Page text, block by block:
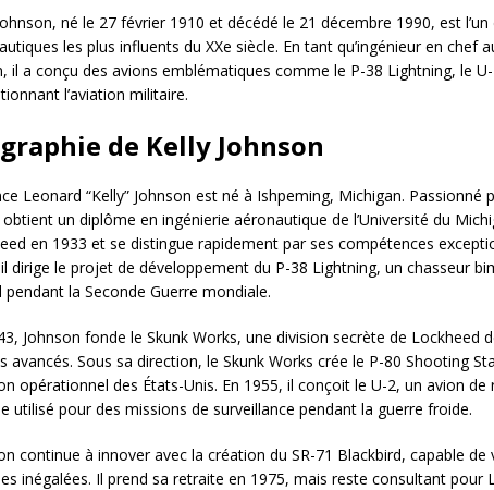
né le 27 février 1910 et décédé le 21 décembre 1990, est l’un
les plus influents du XXe siècle. En tant qu’ingénieur en chef
il a conçu des avions emblématiques comme le P-38 Lightning, le
l’aviation militaire.
de Kelly Johnson
Leonard “Kelly” Johnson est né à Ishpeming, Michigan. Passionné
un diplôme en ingénierie aéronautique de l’Université du
en 1933 et se distingue rapidement par ses compétences
dirige le projet de développement du P-38 Lightning, un chasseur
pendant la Seconde Guerre mondiale.
Johnson fonde le Skunk Works, une division secrète de Lockheed
avancés. Sous sa direction, le Skunk Works crée le P-80 Shooting
opérationnel des États-Unis. En 1955, il conçoit le U-2, un avion de
utilisé pour des missions de surveillance pendant la guerre froide.
continue à innover avec la création du SR-71 Blackbird, capable
inégalées. Il prend sa retraite en 1975, mais reste consultant pour